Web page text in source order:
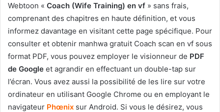
Webtoon « Coach (Wife Training) en vf » sans frais,
comprenant des chapitres en haute définition, et vous
informez davantage en visitant cette page spécifique. Pour
consulter et obtenir manhwa gratuit Coach scan en vf sous
format PDF, vous pouvez employer le visionneur de PDF
de Google et agrandir en effectuant un double-tap sur
l’écran. Vous avez aussi la possibilité de les lire sur votre
ordinateur en utilisant Google Chrome ou en employant le
navigateur Phœnix sur Android. Si vous le désirez, vous